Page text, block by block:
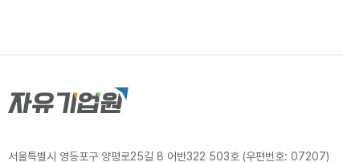
서울특별시 영등포구 양평로25길 8 어반322 503호 (우편번호: 07207)